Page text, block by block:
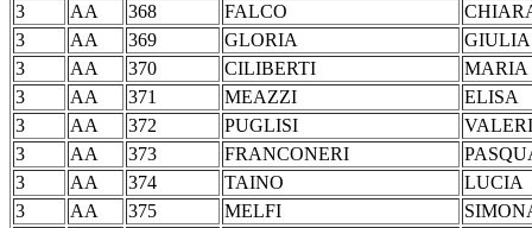
3
AA 368 FALCO
3
AA 369 GLORIA
3
AA 370 CILIBERTI
3
AA 371 MEAZZI
3
AA 372 PUGLISI
3
AA 373 FRANCONERI
3
AA 374 TAINO
3
AA 375 MELFI